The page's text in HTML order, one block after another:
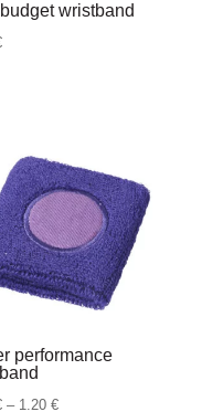
wristband
performance
– 1.20€Raspon